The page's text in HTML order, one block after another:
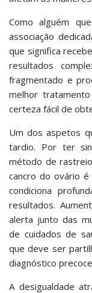
Como alguém
associação
que significa
resultados
fragmentado e
melhor
certeza fácil de
Um dos aspetos
tardio. Por ter
método de
cancro do ovário é
condiciona
resultados.
alerta junto das
de cuidados de
que deve ser
diagnóstico
A desigualdade